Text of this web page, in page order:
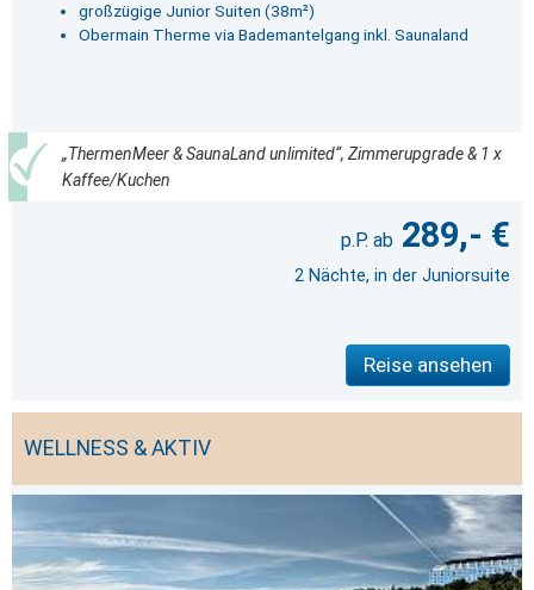
großzügige Junior Suiten (38m²)
Obermain Therme via Bademantelgang inkl. Saunaland
„ThermenMeer & SaunaLand unlimited“, Zimmerupgrade & 1 x
Kaffee/Kuchen
289,- €
2 Nächte, in der Juniorsuite
Reise ansehen
WELLNESS & AKTIV